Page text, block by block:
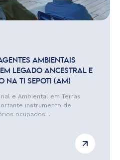
AMBIENTAIS
LEGADO ANCESTRAL E
NA TI SEPOTI (AM)
e Ambiental em Terras
instrumento de
ocupados ...